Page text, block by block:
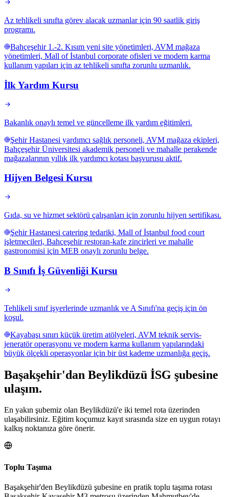
Az tehlikeli sınıfta görev alacak uzmanlar için 90 saatlik giriş
programı.
Bahçeşehir 1.-2. Kısım yeni site yönetimleri, AVM mağaza
yönetimleri, Mall of İstanbul corporate ofisleri ve modern karma
kullanım yapıları için az tehlikeli sınıfta zorunlu uzmanlık.
İlk Yardım Kursu
Bakanlık onaylı temel ve güncelleme ilk yardım eğitimleri.
Şehir Hastanesi yardımcı sağlık personeli, AVM mağaza ekipleri,
Bahçeşehir Üniversitesi akademik personeli ve mahalle perakende
mağazalarının yıllık ilk yardımcı kotası başvurusu aktif.
Hijyen Belgesi Kursu
Gıda, su ve hizmet sektörü çalışanları için zorunlu hijyen sertifikası.
Şehir Hastanesi catering tedariki, Mall of İstanbul food court
işletmecileri, Bahçeşehir restoran-kafe zincirleri ve mahalle
gastronomisi için MEB onaylı zorunlu belge.
B Sınıfı İş Güvenliği Kursu
Tehlikeli sınıf işyerlerinde uzmanlık ve A Sınıfı'na geçiş için ön
koşul.
Kayabaşı sınırı küçük üretim atölyeleri, AVM teknik servis-
jeneratör operasyonu ve modern karma kullanım yapılarındaki
büyük ölçekli operasyonlar için bir üst kademe uzmanlığa geçiş.
Başakşehir'dan Beylikdüzü İSG şubesine
ulaşım.
En yakın şubemiz olan Beylikdüzü'e iki temel rota üzerinden
ulaşabilirsiniz. Eğitim koçumuz kayıt sırasında size en uygun rotayı
kalkış noktanıza göre önerir.
Toplu Taşıma
Başakşehir'den Beylikdüzü şubesine en pratik toplu taşıma rotası